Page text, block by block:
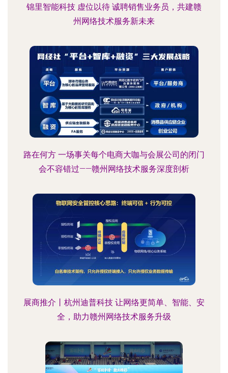
锦里智能科技 虚位以待 诚聘销售业务员，共建赣
州网络技术服务新未来
路在何方 一场事关每个电商大咖与会展公司的闭门
会不容错过——赣州网络技术服务深度剖析
展商推介丨杭州迪普科技 让网络更简单、智能、安
全，助力赣州网络技术服务升级